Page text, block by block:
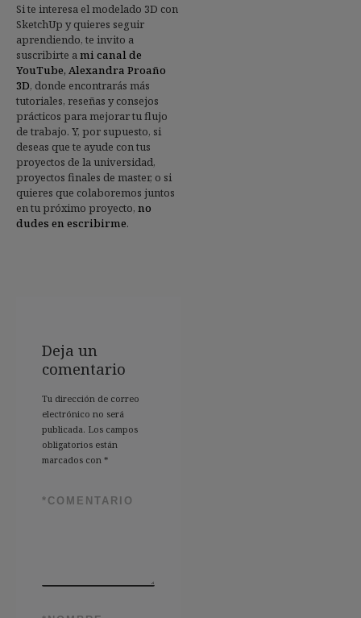
Si te interesa el modelado 3D con
SketchUp y quieres seguir
aprendiendo, te invito a
suscribirte ami canal de
YouTube, Alexandra Proaño
3D, donde encontrarás más
tutoriales, reseñas y consejos
prácticos para mejorar tu flujo
de trabajo. Y, por supuesto, si
deseas que te ayude con tus
proyectos de la universidad,
proyectos finales de master, o si
quieres que colaboremos juntos
en tu próximo proyecto, no
dudes en escribirme.
Deja un
comentario
Tu dirección de correo
electrónico no será
publicada. Los campos
obligatorios están
marcados con*
COMENTARIO
*